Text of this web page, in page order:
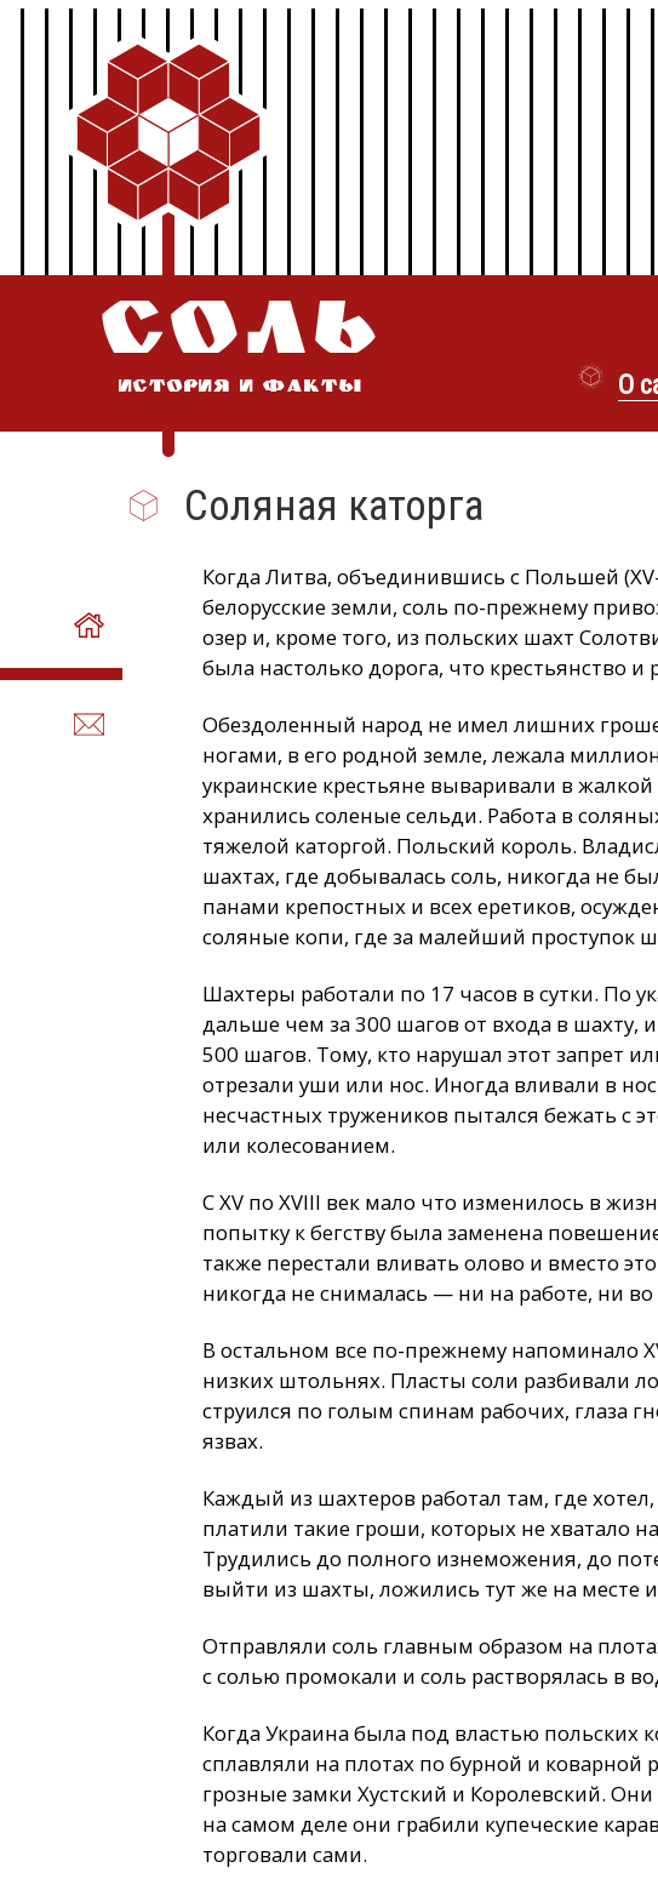
СОЛЬ
ИСТОРИЯ И ФАКТЫ О
Соляная каторга
Когда Литва, объединившись с Польшей
белорусские земли, соль по-прежнему
озер и, кроме того, из польских шахт
была настолько дорога, что крестьянство
Обездоленный народ не имел лишних
ногами, в его родной земле, лежала
украинские крестьяне вываривали в
хранились соленые сельди. Работа в
тяжелой каторгой. Польский король.
шахтах, где добывалась соль, никогда не
панами крепостных и всех еретиков,
соляные копи, где за малейший проступок
Шахтеры работали по 17 часов в сутки. По
дальше чем за 300 шагов от входа в шахту,
500 шагов. Тому, кто нарушал этот запрет
отрезали уши или нос. Иногда вливали в
несчастных тружеников пытался бежать с
или колесованием.
С XV по XVIII век мало что изменилось в
попытку к бегству была заменена
также перестали вливать олово и вместо
никогда не снималась — ни на работе, ни
В остальном все по-прежнему напоминало
низких штольнях. Пласты соли разбивали
струился по голым спинам рабочих, глаза
язвах.
Каждый из шахтеров работал там, где
платили такие гроши, которых не хватало
Трудились до полного изнеможения, до
выйти из шахты, ложились тут же на месте
Отправляли соль главным образом на
с солью промокали и соль растворялась в
Когда Украина была под властью польских
сплавляли на плотах по бурной и коварной
грозные замки Хустский и Королевский.
на самом деле они грабили купеческие
торговали сами.